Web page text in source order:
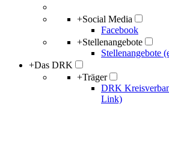
+Social Media
Facebook
+Stellenangebote
Stellenangebote
+Das DRK
+Träger
DRK
Link)